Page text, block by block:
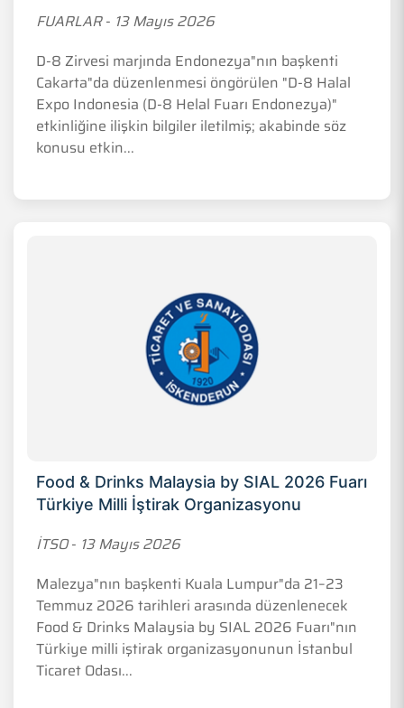
FUARLAR- 13 Mayıs 2026
D-8 Zirvesi marjında Endonezya"nın başkenti
Cakarta"da düzenlenmesi öngörülen "D-8 Halal
Expo Indonesia (D-8 Helal Fuarı Endonezya)"
etkinliğine ilişkin bilgiler iletilmiş; akabinde söz
konusu etkin...
Food & Drinks Malaysia by SIAL 2026 Fuarı
Türkiye Milli İştirak Organizasyonu
İTSO- 13 Mayıs 2026
Malezya"nın başkenti Kuala Lumpur"da 21–23
Temmuz 2026 tarihleri arasında düzenlenecek
Food & Drinks Malaysia by SIAL 2026 Fuarı"nın
Türkiye milli iştirak organizasyonunun İstanbul
Ticaret Odası...